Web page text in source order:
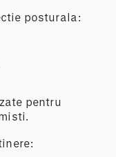
posturala:
pentru